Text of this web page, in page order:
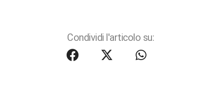
Condividi l'articolo su: